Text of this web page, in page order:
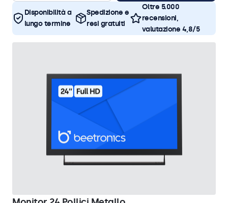
Disponibilità a
lungo termine
Spedizione e
resi gratuiti
Oltre 5.000
recensioni,
valutazione 4,8/5